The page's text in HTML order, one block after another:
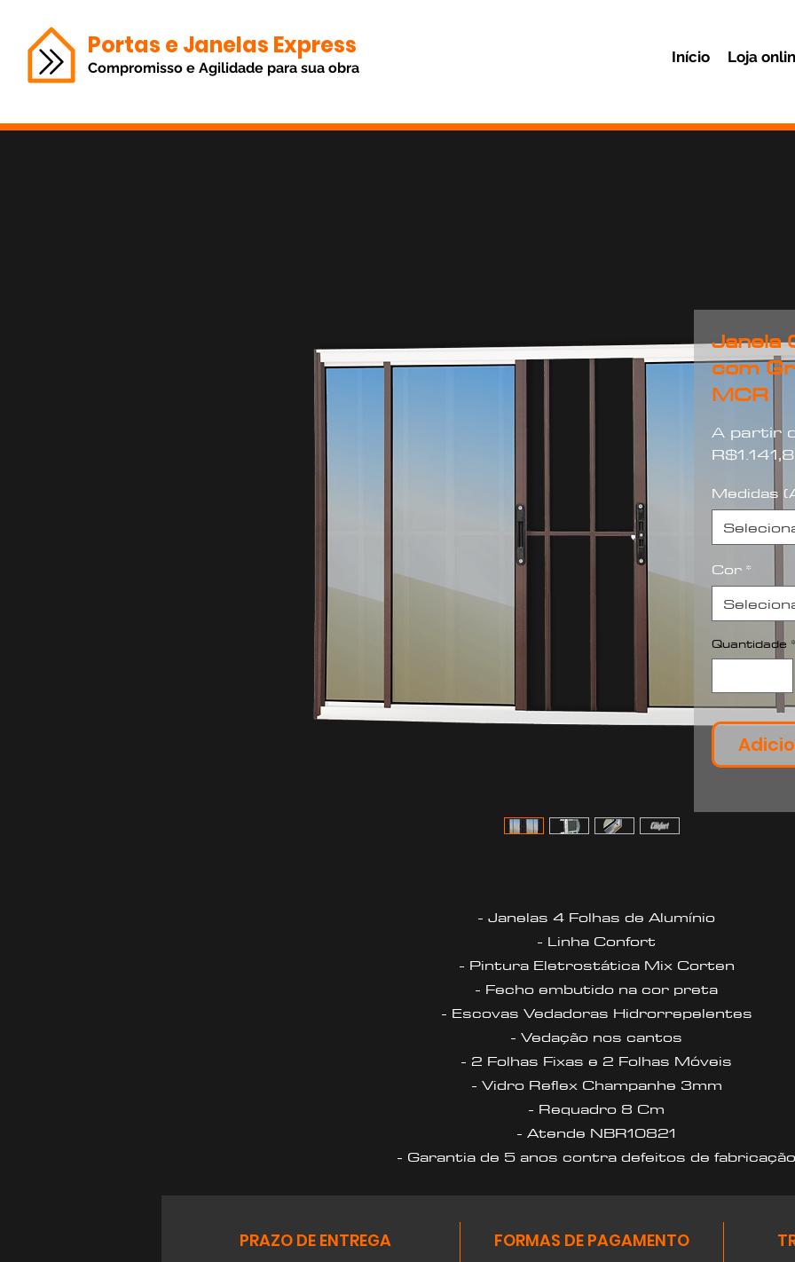
Portas e Janelas Express
Compromisso e Agilidade para sua obra
Início Loja
Janela
com
MCR
A partir
Medidas
Cor*
Quantidade *
- Janelas 4 Folhas de Alumínio
- Linha Confort
- Pintura Eletrostática Mix Corten
- Fecho embutido na cor preta
- Escovas Vedadoras Hidrorrepelentes
- Vedação nos cantos
- 2 Folhas Fixas e 2 Folhas Móveis
- Vidro Reflex Champanhe 3mm
- Requadro 8 Cm
- Atende NBR10821
- Garantia de 5 anos contra defeitos de fabricação
PRAZO DE ENTREGA FORMAS DE PAGAMENTO